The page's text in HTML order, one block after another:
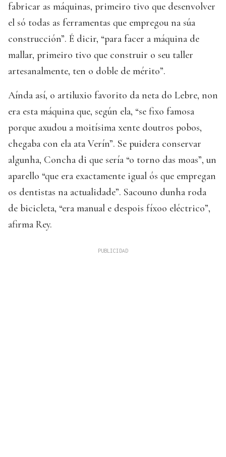
fabricar as máquinas, primeiro tivo que desenvolver
el só todas as ferramentas que empregou na súa
construcción”. É dicir, “para facer a máquina de
mallar, primeiro tivo que construir o seu taller
artesanalmente, ten o doble de mérito”.
Aínda así, o artiluxio favorito da neta do Lebre, non
era esta máquina que, según ela, “se fixo famosa
porque axudou a moitísima xente doutros pobos,
chegaba con ela ata Verín”. Se puidera conservar
algunha, Concha di que sería “o torno das moas”, un
aparello “que era exactamente igual ós que empregan
os dentistas na actualidade”. Sacouno dunha roda
de bicicleta, “era manual e despois fíxoo eléctrico”,
afirma Rey.